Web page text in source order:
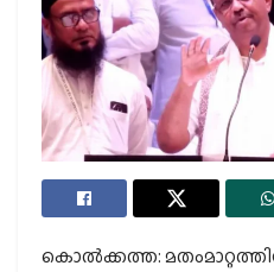
കൊല്‍ക്കത്ത: